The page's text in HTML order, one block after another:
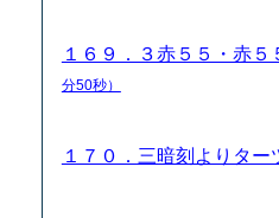
１６９．３赤５５・赤
分50秒）
１７０．三暗刻よりタ